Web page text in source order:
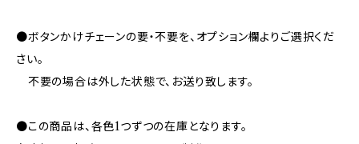
●ボタンかけチェーンの要・不要を、オプション欄よりご選択くだ
さい。
不要の場合は外した状態で、お送り致します。
●この商品は、各色1つずつの在庫となります。